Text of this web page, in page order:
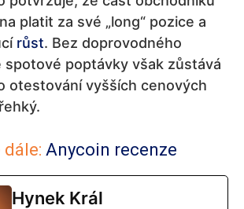
platit za své „long“ pozice a
růst. Bez doprovodného
spotové poptávky však zůstává
otestování vyšších cenových
dále: Anycoin recenze
Hynek Král